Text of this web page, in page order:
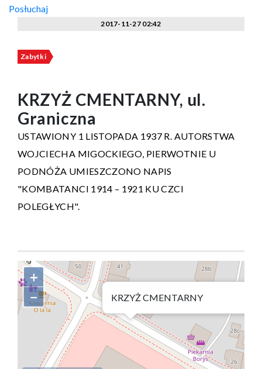
Posłuchaj
2017-11-27 02:42
Zabytki
KRZYŻ CMENTARNY, ul.
Graniczna
USTAWIONY 1 LISTOPADA 1937 R. AUTORSTWA
WOJCIECHA MIGOCKIEGO, PIERWOTNIE U
PODNÓŻA UMIESZCZONO NAPIS
"KOMBATANCI 1914 – 1921 KU CZCI
POLEGŁYCH".
KRZYŻ CMENTARNY
+
−